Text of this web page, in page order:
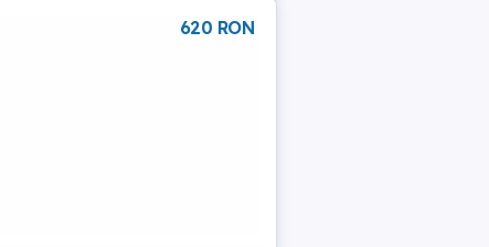
620 RON